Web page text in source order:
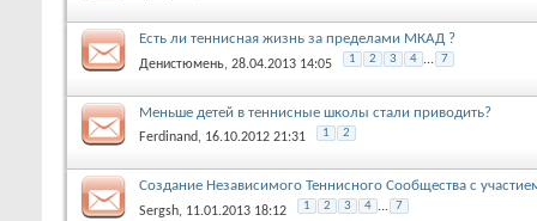
Есть ли теннисная жизнь за пределами МКАД ?
Денистюмень, 28.04.2013 14:05 1 2 3 4 ... 7
Меньше детей в теннисные школы стали приводить?
Ferdinand, 16.10.2012 21:31 1 2
Создание Независимого Теннисного Сообщества с
Sergsh, 11.01.2013 18:12 1 2 3 4 ... 7